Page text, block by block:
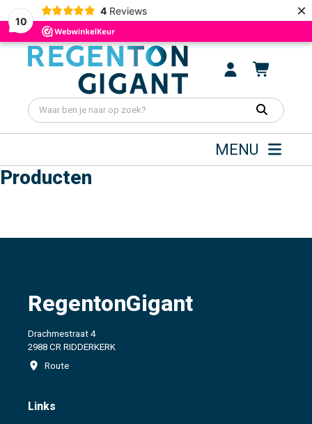
10
4 Reviews ×
MENU
Producten
RegentonGigant
Drachmestraat 4
2988 CR RIDDERKERK
Route
Links